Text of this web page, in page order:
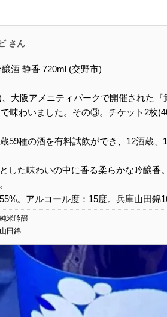
さん
酒 静香 720ml (交野市)
大阪アメニティパークで開催された
味わいました。その③。チケット2枚
59種の酒を有料試飲ができ、12酒蔵、
とした味わいの中に香る柔らかな吟醸香
。アルコール度：15度。兵庫山田錦
純米吟醸
山田錦